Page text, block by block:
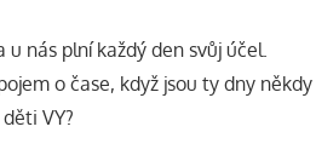
nás plní každý den svůj účel.
o čase, když jsou ty dny někdy
VY?